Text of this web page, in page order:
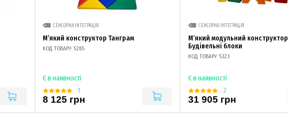
СЕНСОРНА ІНТЕГРАЦІЯ
М’який конструктор Танграм
КОД ТОВАРУ: 5285
Є в наявності
1
8 125 грн
СЕНСОРНА ІНТЕГРАЦІЯ
М’який модульний конструктор
Будівельні блоки
КОД ТОВАРУ: 5323
Є в наявності
2
31 905 грн